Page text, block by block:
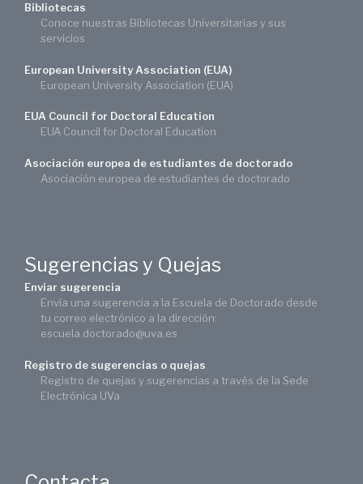
Bibliotecas
Conoce nuestras Bibliotecas Universitarias y sus
servicios
European University Association (EUA)
European University Association (EUA)
EUA Council for Doctoral Education
EUA Council for Doctoral Education
Asociación europea de estudiantes de doctorado
Asociación europea de estudiantes de doctorado
Sugerencias y Quejas
Enviar sugerencia
Envía una sugerencia a la Escuela de Doctorado desde
tu correo electrónico a la dirección:
escuela.doctorado@uva.es
Registro de sugerencias o quejas
Registro de quejas y sugerencias a través de la Sede
Electrónica UVa